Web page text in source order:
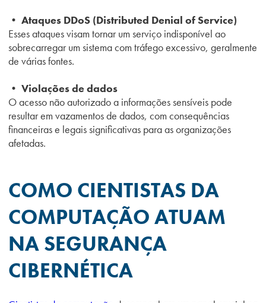
• Ataques DDoS (Distributed Denial of Service)
Esses ataques visam tornar um serviço indisponível ao
sobrecarregar um sistema com tráfego excessivo, geralmente
de várias fontes.
• Violações de dados
O acesso não autorizado a informações sensíveis pode
resultar em vazamentos de dados, com consequências
financeiras e legais significativas para as organizações
afetadas.
COMO CIENTISTAS DA
COMPUTAÇÃO ATUAM
NA SEGURANÇA
CIBERNÉTICA